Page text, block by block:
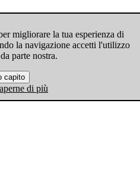
migliorare la tua esperienza di
la navigazione accetti l'utilizzo
parte nostra.
capito
di più